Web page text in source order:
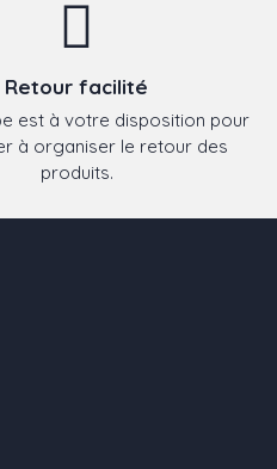
Retour facilité
est à votre disposition pour
à organiser le retour des
produits.